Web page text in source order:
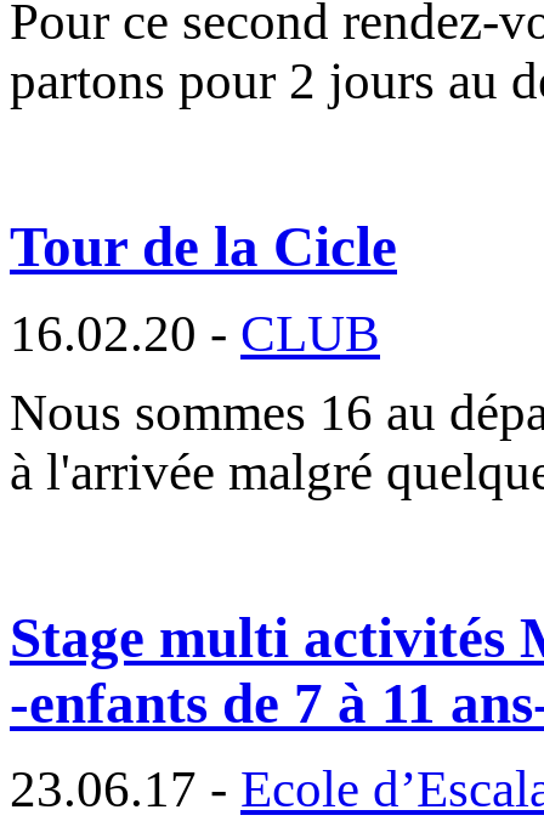
Pour ce second rendez-
partons pour 2 jours au
Tour de la Cicle
16.02.20 - CLUB
Nous sommes 16 au
à l'arrivée malgré
Stage multi activités
-enfants de 7 à 11
23.06.17 - Ecole